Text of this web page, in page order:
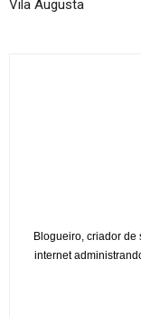
Vila Augusta
Blogueiro, criador de
internet